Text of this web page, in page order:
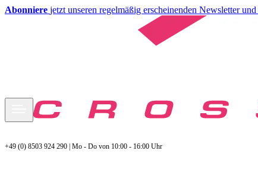
Abonniere jetzt unseren regelmäßig erscheinenden Newsletter und
+49 (0) 8503 924 290 | Mo - Do von 10:00 - 16:00 Uhr